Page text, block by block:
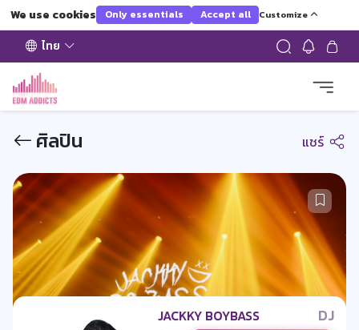
We use cookies Only essentials Accept all Customize
ไทย
ศิลปิน แชร์
JACKKY BOYBASS DJ